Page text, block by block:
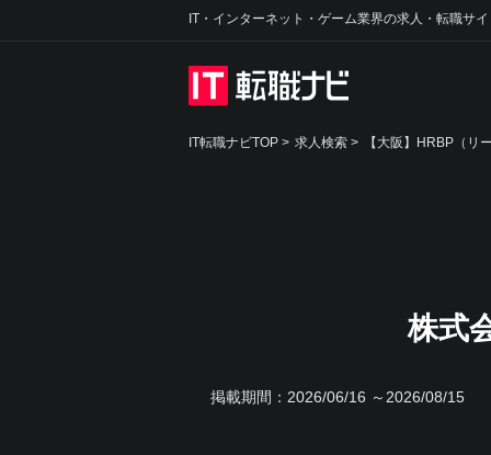
IT・インターネット・ゲーム業界の求人・転職サ
IT転職ナビTOP > 求人検索 > 【大阪】HRBP（リ
株式
掲載期間： 2026/06/16 ～2026/08/15